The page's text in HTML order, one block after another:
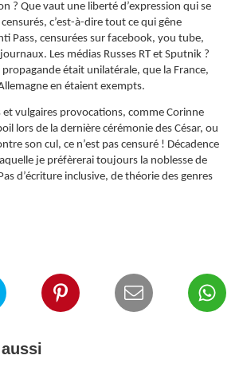
? Que vaut une liberté d’expression qui se
c’est-à-dire tout ce qui gêne
Pass, censurées sur facebook, you tube,
Les médias Russes RT et Sputnik ?
propagande était unilatérale, que la France,
en étaient exempts.
et vulgaires provocations, comme Corinne
lors de la dernière cérémonie des César, ou
son cul, ce n’est pas censuré ! Décadence
je préfèrerai toujours la noblesse de
d’écriture inclusive, de théorie des genres